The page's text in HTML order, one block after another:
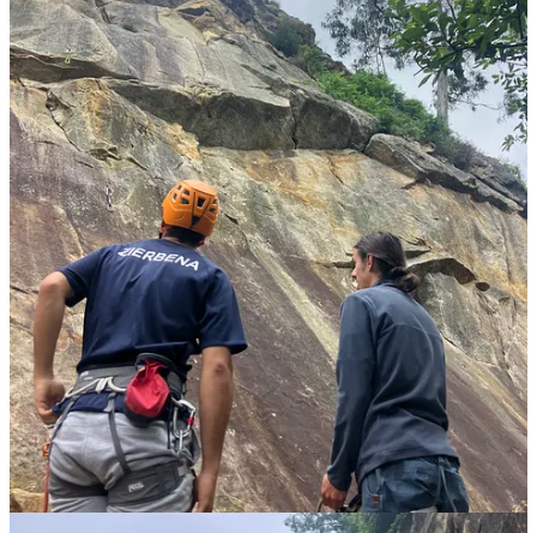
En el País Vasco se escala con lluvia y sin magnesio.
Lo siguiente es irse a la playa, jugar a las palas y disfrutar de la
puesta de sol.
Algunos dirán:pretty privilege.
Piensa lo que queiras, querido.
Si conseguí un viaje diferente al que hace todo el mundo es por
otros motivos. Quizás te parece estúpido lo que voy a decir, pero lo
que te lleva a conectar con los demás no es simplemente “hablar el
mismo idioma”, “sacarte el DELE C1” o haber estudiado español
durante cuatro años en la universidad.
Muchas veces no es suficiente con tus buenas intenciones o con
desearlo muy muy fuerte. Necesitas hablar como nosotros, y eso lo
leemos en las frases sutiles:
Cómo le pides los pintxos al camarero.
Qué dices cuando cruzas la puerta del bar.
Pedir que te incluyan en un plan sin usar estructuras que aparecen en
el libro pero no usa ni dios.